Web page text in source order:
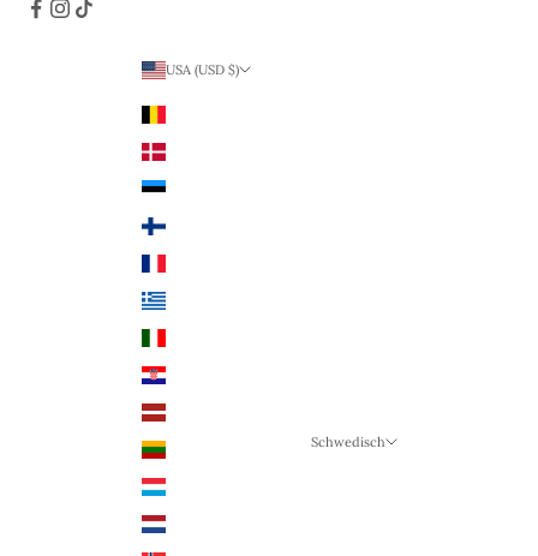
USA (USD $)
Dänemark (DKK)
Estland (EUR €)
Finnland (EUR €)
Griechenland (EUR €)
Kroatien (EUR €)
Lettland (EUR €)
Litauen (EUR €)
Luxemburg (EUR €)
Niederlande (EUR €)
Schwedisch